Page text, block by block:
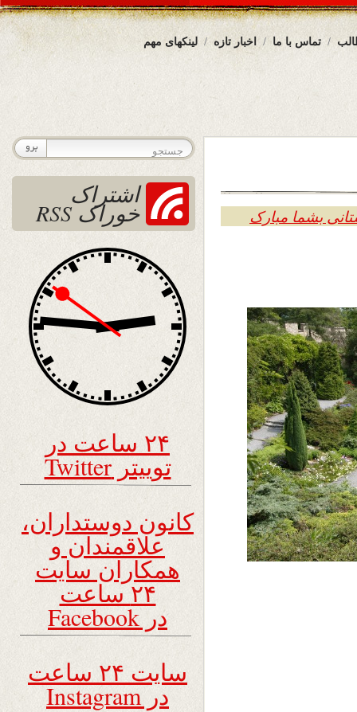
لینکهای مهم اخبار تازه تماس با ما
بشما مبارک
اشتراک
خوراک RSS
۲۴ ساعت در
توییتر Twitter
کانون دوستداران،
علاقمندان و
همکاران سایت
۲۴ ساعت
در Facebook
سایت ۲۴ ساعت
در Instagram